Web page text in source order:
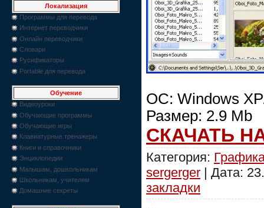
Локализация
Программы для перевода
Интернет переводчики
Онлайн переводчики
Словари
Русификаторы
Portable для перевода
Обучение
Видеоуроки
Обучающие программы
Обучающие игры
Клавиатурные тренажеры
Книги и справочники
Энциклопедии
Малышам, дошкольникам
Школьникам, учителям
Домашние секреты
OC: Windows
Размер: 2.9 Mb
СКАЧАТЬ
Категория:
sergerger | Дата:
закладки